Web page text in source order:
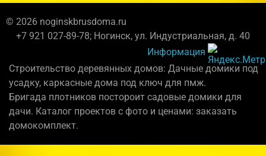
© 2026 noginskbrusdoma.ru
+7 921 027-89-78; Ногинск, ул. Индустриальная, д. 40
Информация
Строительство деревянных домов: Дачные домики под
усадку, каркасные дома под ключ для пмж.
Бригада плотников постороит садовые домики для
дачи. Каталог проектов с фото и ценами: заказать
домокомплект.